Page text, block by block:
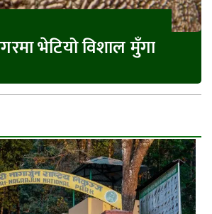
भेटियो विशाल मुँगा